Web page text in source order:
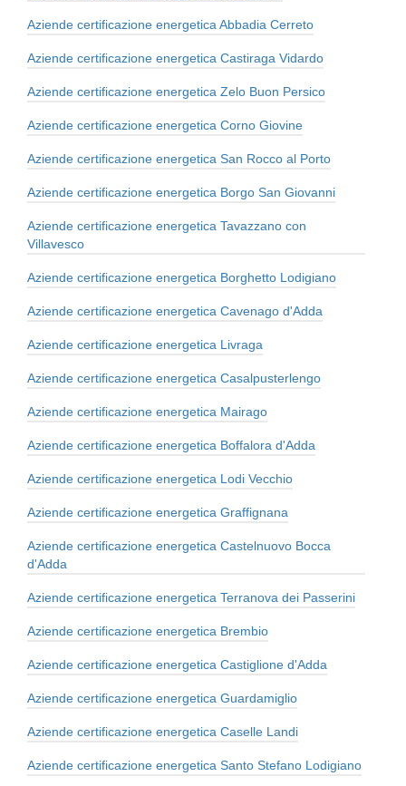
Aziende certificazione energetica Abbadia Cerreto
Aziende certificazione energetica Castiraga Vidardo
Aziende certificazione energetica Zelo Buon Persico
Aziende certificazione energetica Corno Giovine
Aziende certificazione energetica San Rocco al Porto
Aziende certificazione energetica Borgo San Giovanni
Aziende certificazione energetica Tavazzano con
Villavesco
Aziende certificazione energetica Borghetto Lodigiano
Aziende certificazione energetica Cavenago d'Adda
Aziende certificazione energetica Livraga
Aziende certificazione energetica Casalpusterlengo
Aziende certificazione energetica Mairago
Aziende certificazione energetica Boffalora d'Adda
Aziende certificazione energetica Lodi Vecchio
Aziende certificazione energetica Graffignana
Aziende certificazione energetica Castelnuovo Bocca
d'Adda
Aziende certificazione energetica Terranova dei Passerini
Aziende certificazione energetica Brembio
Aziende certificazione energetica Castiglione d'Adda
Aziende certificazione energetica Guardamiglio
Aziende certificazione energetica Caselle Landi
Aziende certificazione energetica Santo Stefano Lodigiano